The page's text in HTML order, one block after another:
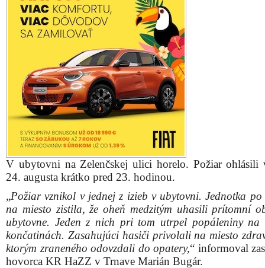
V ubytovni na Zelenčskej ulici horelo. Požiar ohlásili
24. augusta krátko pred 23. hodinou.
„Požiar vznikol v jednej z izieb v ubytovni. Jednotka
na miesto zistila, že oheň medzitým uhasili prítomní
ubytovne. Jeden z nich pri tom utrpel popáleniny na
končatinách. Zasahujúci hasiči privolali na miesto
ktorým zraneného odovzdali do opatery,“ informoval
hovorca KR HaZZ v Trnave Marián Bugár.